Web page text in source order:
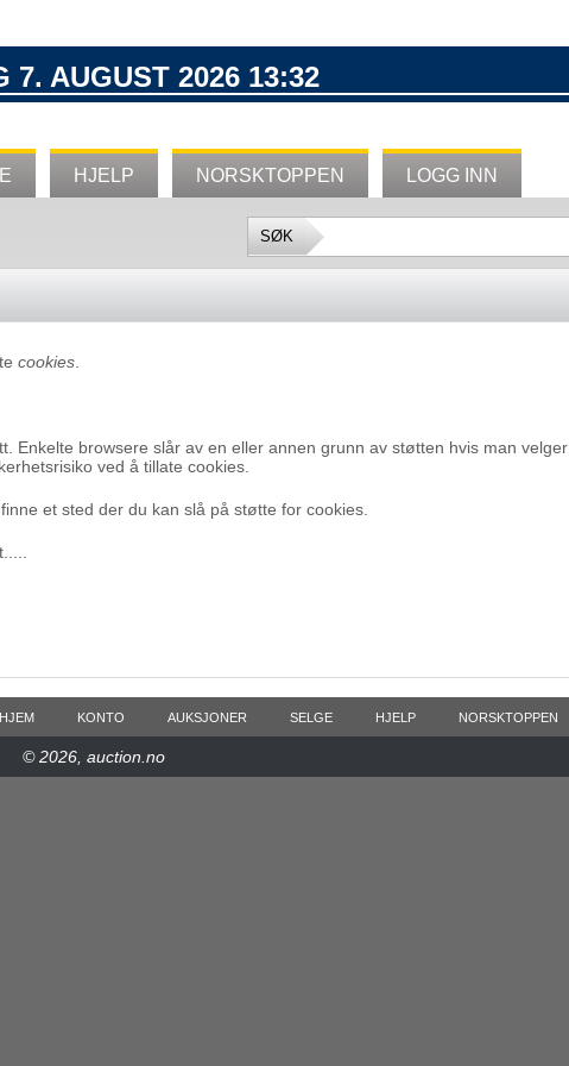
7. AUGUST 2026 13:32
HJELP NORSKTOPPEN LOGG INN
cookies
Enkelte browsere slår av en eller annen grunn av støtten hvis man velger
ved å tillate cookies.
et sted der du kan slå på støtte for cookies.
HJEM KONTO AUKSJONER SELGE HJELP NORSKTOPPEN
© 2026, auction.no